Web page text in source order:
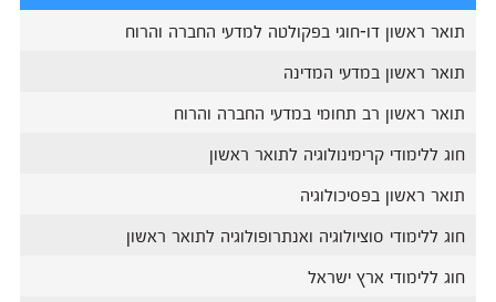
תואר ראשון דו-חוגי בפקולטה למדעי החברה והרוח
תואר ראשון במדעי המדינה
תואר ראשון רב תחומי במדעי החברה והרוח
חוג ללימודי קרימינולוגיה לתואר ראשון
תואר ראשון בפסיכולוגיה
חוג ללימודי סוציולוגיה ואנתרופולוגיה לתואר ראשון
חוג ללימודי ארץ ישראל